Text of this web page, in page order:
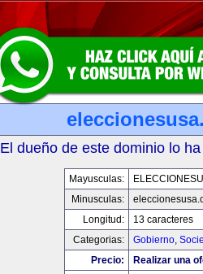
El dueño de este dominio lo
Mayusculas:
Minusculas:
Longitud:
13 caracteres
Categorias:
Gobierno,
Precio:
Realizar una